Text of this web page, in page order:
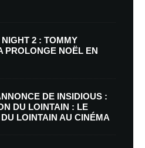
2 : TOMMY
PROLONGE NOËL EN
DE INSIDIOUS :
DU LOINTAIN : LE
LOINTAIN AU CINÉMA